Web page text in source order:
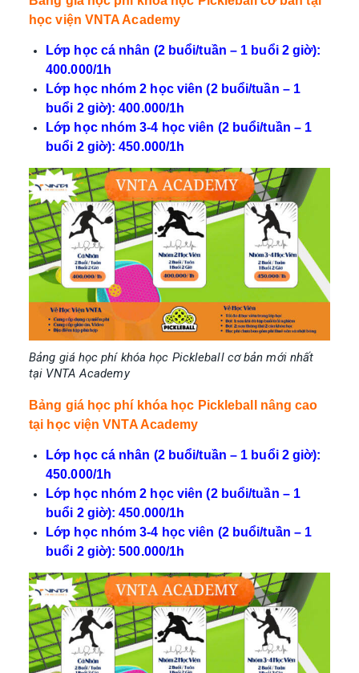
học viện VNTA Academy
Lớp học cá nhân (2 buổi/tuần – 1 buổi 2 giờ):
400.000/1h
Lớp học nhóm 2 học viên (2 buổi/tuần – 1
buổi 2 giờ): 400.000/1h
Lớp học nhóm 3-4 học viên (2 buổi/tuần – 1
buổi 2 giờ): 450.000/1h
Bảng giá học phí khóa học Pickleball cơ bản mới nhất
tại VNTA Academy
Bảng giá học phí khóa học Pickleball nâng cao
tại học viện VNTA Academy
Lớp học cá nhân (2 buổi/tuần – 1 buổi 2 giờ):
450.000/1h
Lớp học nhóm 2 học viên (2 buổi/tuần – 1
buổi 2 giờ): 450.000/1h
Lớp học nhóm 3-4 học viên (2 buổi/tuần – 1
buổi 2 giờ): 500.000/1h